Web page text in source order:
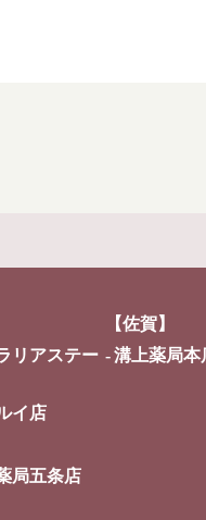
リアステー
イ店
局五条店
【佐賀】
溝上薬局本